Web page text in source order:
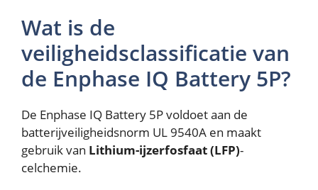
Wat is de
veiligheidsclassificatie van
de Enphase IQ Battery 5P?
De Enphase IQ Battery 5P voldoet aan de
batterijveiligheidsnorm UL 9540A en maakt
gebruik van Lithium-ijzerfosfaat (LFP)-
celchemie.